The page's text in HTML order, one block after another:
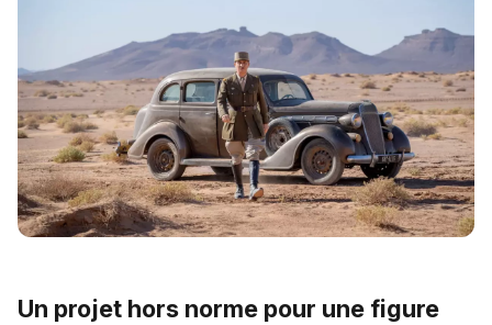
Un projet hors norme pour une figure